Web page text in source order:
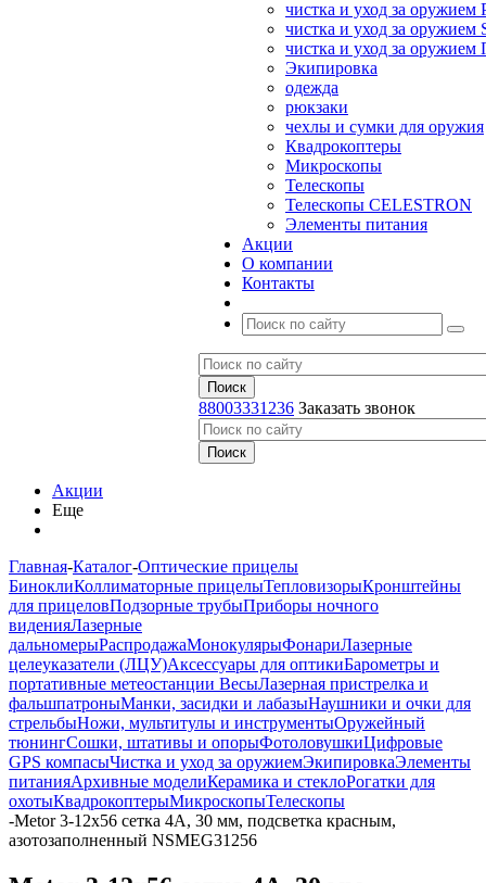
чистка и уход за оружием
чистка и уход за оружием
чистка и уход за
Экипировка
одежда
рюкзаки
чехлы и сумки для оружия
Квадрокоптеры
Микроскопы
Телескопы
Телескопы CELESTRON
Элементы питания
Акции
О компании
Контакты
88003331236 Заказать звонок
Акции
Еще
Главная-Каталог-Оптические прицелы
БиноклиКоллиматорные прицелыТепловизорыКронштейны
для прицеловПодзорные трубыПриборы ночного
виденияЛазерные
дальномерыРаспродажаМонокулярыФонариЛазерные
целеуказатели (ЛЦУ)Аксессуары для оптикиБарометры и
портативные метеостанции ВесыЛазерная пристрелка и
фальшпатроныМанки, засидки и лабазыНаушники и очки для
стрельбыНожи, мультитулы и инструментыОружейный
тюнингСошки, штативы и опорыФотоловушкиЦифровые
GPS компасыЧистка и уход за оружиемЭкипировкаЭлементы
питанияАрхивные моделиКерамика и стеклоРогатки для
охотыКвадрокоптерыМикроскопыТелескопы
-Metor 3-12x56 сетка 4А, 30 мм, подсветка красным,
азотозаполненный NSMEG31256